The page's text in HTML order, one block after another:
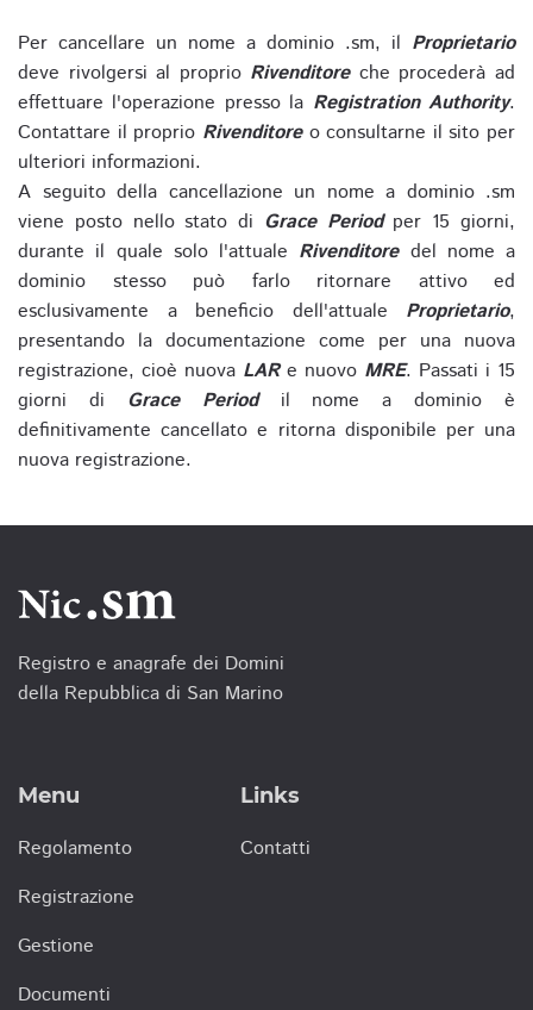
Per cancellare un nome a dominio .sm, il Proprietario
deve rivolgersi al proprio Rivenditoreche procederà ad
effettuare l'operazione presso la Registration Authority.
Contattare il proprio Rivenditoreo consultarne il sito per
ulteriori informazioni.
A seguito della cancellazione un nome a dominio .sm
viene posto nello stato di Grace Periodper 15 giorni,
durante il quale solo l'attuale Rivenditoredel nome a
dominio stesso può farlo ritornare attivo ed
esclusivamente a beneficio dell'attuale Proprietario,
presentando la documentazione come per una nuova
registrazione, cioè nuova LARe nuovo MRE. Passati i 15
giorni di Grace Periodil nome a dominio è
definitivamente cancellato e ritorna disponibile per una
nuova registrazione.
Registro e anagrafe dei Domini
della Repubblica di San Marino
Menu
Regolamento
Registrazione
Gestione
Documenti
Links
Contatti